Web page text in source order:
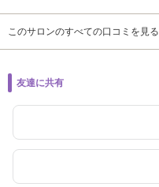
このサロンのすべての口コミを見る
友達に共有